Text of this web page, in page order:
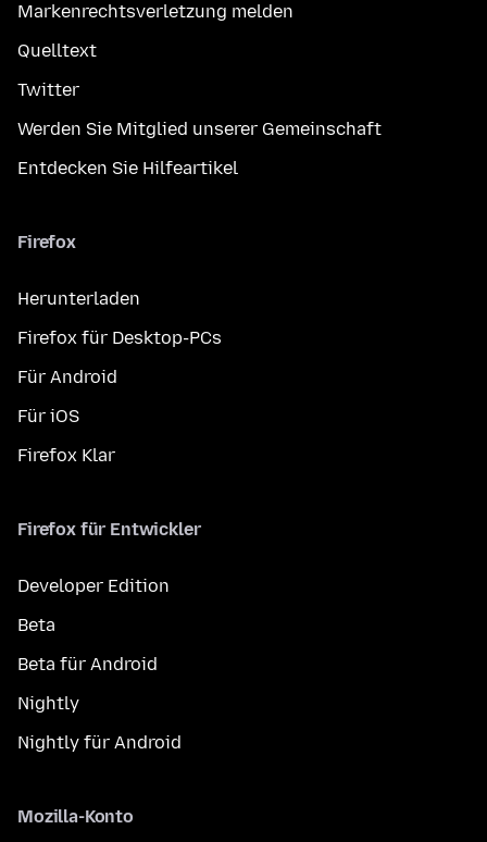
Markenrechtsverletzung melden
Quelltext
Twitter
Werden Sie Mitglied unserer Gemeinschaft
Entdecken Sie Hilfeartikel
Firefox
Herunterladen
Firefox für Desktop-PCs
Für Android
Für iOS
Firefox Klar
Firefox für Entwickler
Developer Edition
Beta
Beta für Android
Nightly
Nightly für Android
Mozilla-Konto